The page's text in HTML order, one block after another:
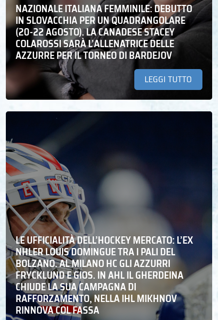
NAZIONALE ITALIANA FEMMINILE: DEBUTTO
IN SLOVACCHIA PER UN QUADRANGOLARE
(20-22 AGOSTO). LA CANADESE STACEY
COLAROSSI SARÀ L’ALLENATRICE DELLE
AZZURRE PER IL TORNEO DI BARDEJOV
LEGGI TUTTO
LE UFFICIALITÀ DELL’HOCKEY MERCATO: L’EX
NHLER LOUIS DOMINGUE TRA I PALI DEL
BOLZANO. AL MILANO HC GLI AZZURRI
FRYCKLUND E GIOS. IN AHL IL GHERDEINA
CHIUDE LA SUA CAMPAGNA DI
RAFFORZAMENTO, NELLA IHL MIKHNOV
RINNOVA COL FASSA